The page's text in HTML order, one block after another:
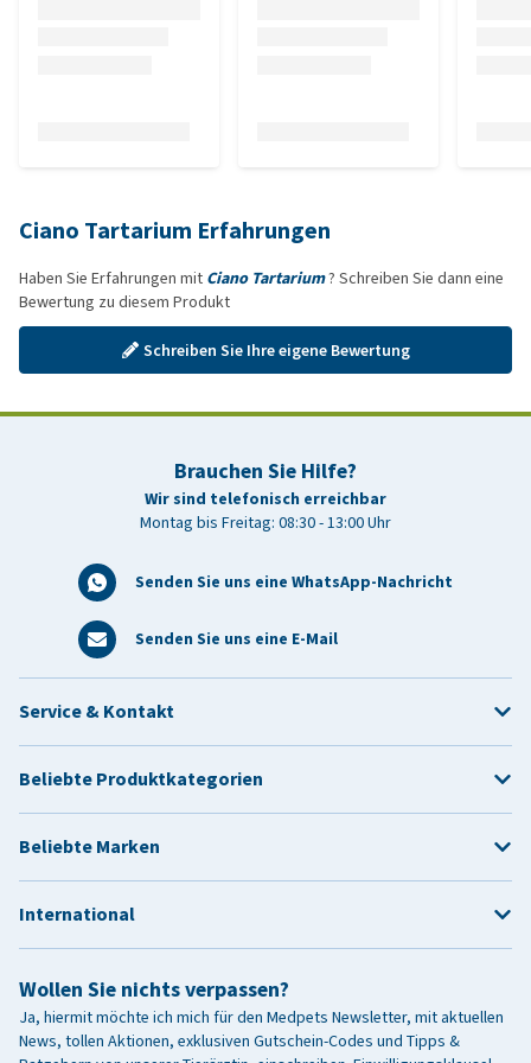
Ciano Tartarium Erfahrungen
Haben Sie Erfahrungen mit Ciano Tartarium? Schreiben Sie dann eine
Bewertung zu diesem Produkt
Schreiben Sie Ihre eigene Bewertung
Brauchen Sie Hilfe?
Wir sind telefonisch erreichbar
Montag bis Freitag: 08:30 - 13:00 Uhr
Senden Sie uns eine WhatsApp-Nachricht
Senden Sie uns eine E-Mail
Wollen Sie nichts verpassen?
Ja, hiermit möchte ich mich für den Medpets Newsletter, mit aktuellen
News, tollen Aktionen, exklusiven Gutschein-Codes und Tipps &
Service & Kontakt
Beliebte Produktkategorien
Beliebte Marken
International